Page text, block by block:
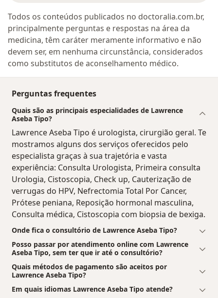
Todos os conteúdos publicados no doctoralia.com.br,
principalmente perguntas e respostas na área da
medicina, têm caráter meramente informativo e não
devem ser, em nenhuma circunstância, considerados
como substitutos de aconselhamento médico.
Perguntas frequentes
Quais são as principais especialidades de Lawrence
Aseba Tipo?
Lawrence Aseba Tipo é urologista, cirurgião geral. Te
mostramos alguns dos serviços oferecidos pelo
especialista graças à sua trajetória e vasta
experiência: Consulta Urologista, Primeira consulta
Urologia, Cistoscopia, Check up, Cauterização de
verrugas do HPV, Nefrectomia Total Por Cancer,
Prótese peniana, Reposição hormonal masculina,
Consulta médica, Cistoscopia com biopsia de bexiga.
Onde fica o consultório de Lawrence Aseba Tipo?
Posso passar por atendimento online com Lawrence
Aseba Tipo, sem ter que ir até o consultório?
Quais métodos de pagamento são aceitos por
Lawrence Aseba Tipo?
Em quais idiomas Lawrence Aseba Tipo atende?